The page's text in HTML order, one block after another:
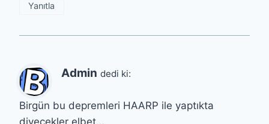
Yanıtla
Admin dedi ki:
Birgün bu depremleri HAARP ile yaptıkta